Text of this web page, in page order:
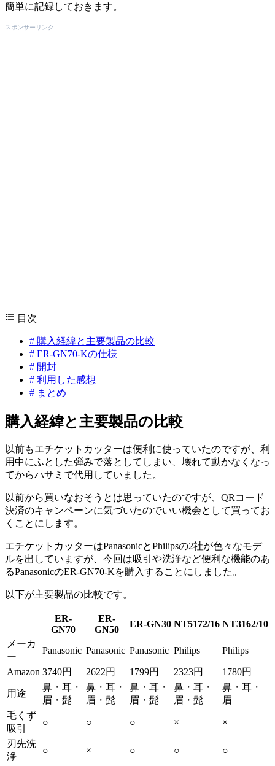
簡単に記録しておきます。
スポンサーリンク
目次
# 購入経緯と主要製品の比較
# ER-GN70-Kの仕様
# 開封
# 利用した感想
# まとめ
購入経緯と主要製品の比較
以前もエチケットカッターは便利に使っていたのですが、利
用中にふとした弾みで落としてしまい、壊れて動かなくなっ
てからハサミで代用していました。
以前から買いなおそうとは思っていたのですが、QRコード
決済のキャンペーンに気づいたのでいい機会として買ってお
くことにします。
エチケットカッターはPanasonicとPhilipsの2社が色々なモデ
ルを出していますが、今回は吸引や洗浄など便利な機能のあ
るPanasonicのER-GN70-Kを購入することにしました。
以下が主要製品の比較です。
ER-
GN70
ER-
GN50
ER-GN30 NT5172/16 NT3162/10
メーカ
ー
Panasonic Panasonic Panasonic Philips Philips
Amazon 3740円 2622円 1799円 2323円 1780円
用途
鼻・耳・
眉・髭
鼻・耳・
眉・髭
鼻・耳・
眉・髭
鼻・耳・
眉・髭
鼻・耳・
眉
毛くず
吸引
○ ○ ○ × ×
刃先洗
浄
○ × ○ ○ ○